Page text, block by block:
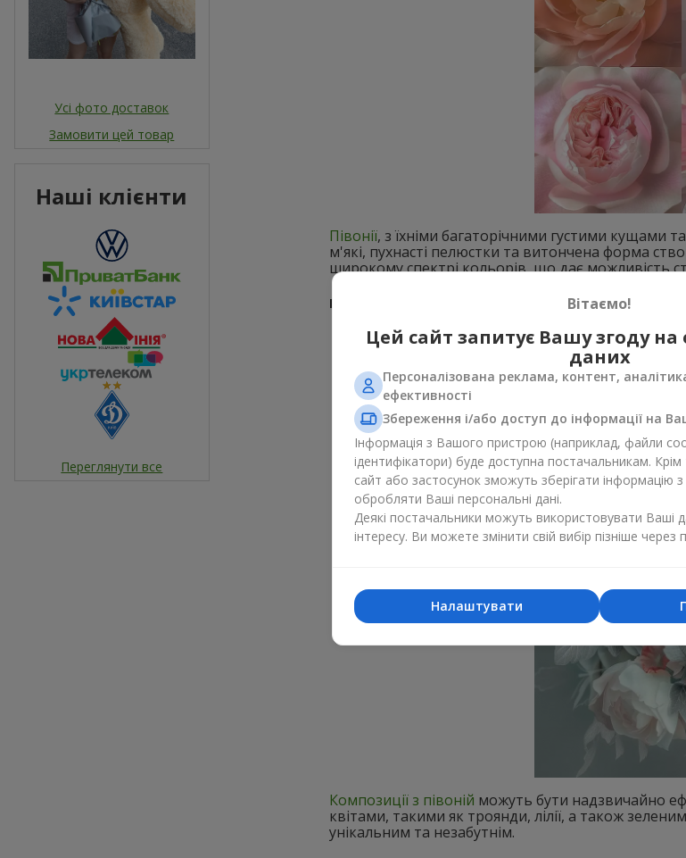
Півонії, з їхніми багаторічними густими кущами
м'які, пухнасті пелюстки та витончена форма
широкому спектрі кольорів, що дає можливість
Квіткові композиції з півоній
Композиції з півоній можуть бути надзвичайно
квітами, такими як троянди, лілії, а також
унікальним та незабутнім.
Усі фото доставок
Замовити цей товар
Наші клієнти
Переглянути все
Вітаємо!
Цей сайт запитує Вашу згоду
даних
Персоналізована реклама, контент,
ефективності
Збереження і/або доступ до інформації на
Інформація з Вашого пристрою (наприклад, файли
ідентифікатори) буде доступна постачальникам.
сайт або застосунок зможуть зберігати інформацію
обробляти Ваші персональні дані.
Деякі постачальники можуть використовувати Ваші
інтересу. Ви можете змінити свій вибір пізніше через
Налаштувати